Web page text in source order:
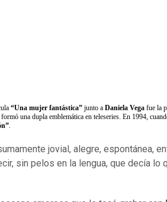
“Una mujer fantástica” junto a Daniela Vega fue la
una dupla emblemática en teleseries. En 1994,
.
jovial, alegre, espontánea,
sin pelos en la lengua, que decía lo